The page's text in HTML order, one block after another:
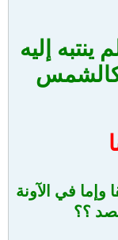
إليه
كالشمس
وإما في الآونة
؟؟